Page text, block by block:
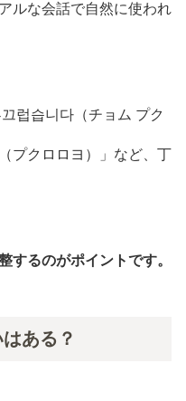
ルな会話で自然に使われ
럽습니다（チョム プク
プクロロヨ）」など、丁
するのがポイントです。
ある？